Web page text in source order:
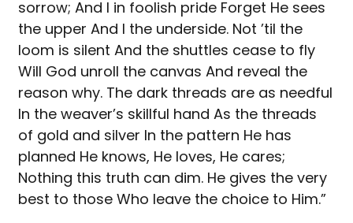
sorrow; And I in foolish pride Forget He sees
the upper And I the underside. Not ’til the
loom is silent And the shuttles cease to fly
Will God unroll the canvas And reveal the
reason why. The dark threads are as needful
In the weaver’s skillful hand As the threads
of gold and silver In the pattern He has
planned He knows, He loves, He cares;
Nothing this truth can dim. He gives the very
best to those Who leave the choice to Him.”